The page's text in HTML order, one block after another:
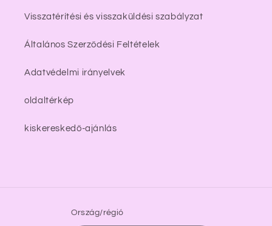
Visszatérítési és visszaküldési szabályzat
Általános Szerződési Feltételek
Adatvédelmi irányelvek
oldaltérkép
kiskereskedő-ajánlás
Ország/régió